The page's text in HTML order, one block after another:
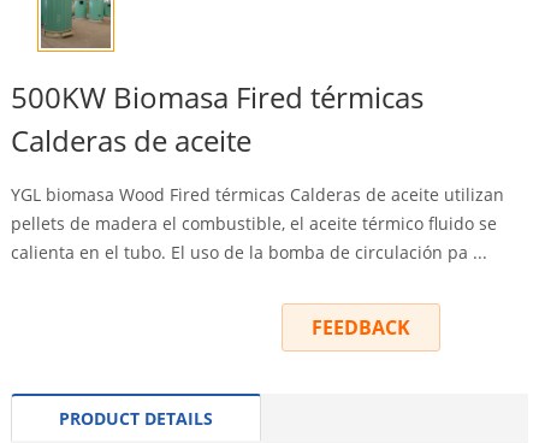
500KW Biomasa Fired térmicas
Calderas de aceite
YGL biomasa Wood Fired térmicas Calderas de aceite utilizan
pellets de madera el combustible, el aceite térmico fluido se
calienta en el tubo. El uso de la bomba de circulación pa ...
FEEDBACK
PRODUCT DETAILS